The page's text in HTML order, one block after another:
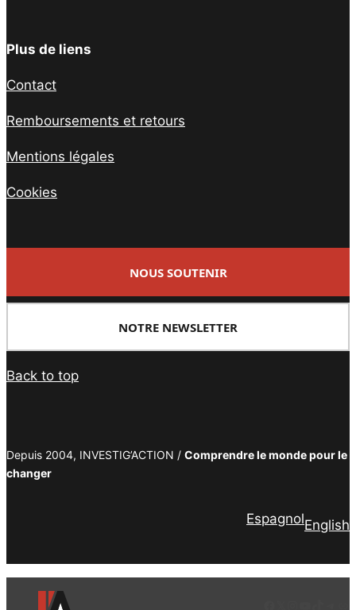
Plus de liens
Contact
Remboursements et retours
Mentions légales
Cookies
NOUS SOUTENIR
NOTRE NEWSLETTER
Back to top
Depuis 2004, INVESTIG’ACTION / Comprendre le monde pour le
changer
EspagnolEnglish